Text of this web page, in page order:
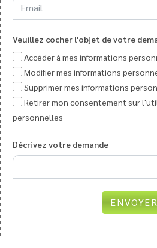
Veuillez cocher l'objet de votre
Accéder à mes informations
Modifier mes informations
Supprimer mes informations
Retirer mon consentement sur
personnelles
Décrivez votre demande
ENVOYER